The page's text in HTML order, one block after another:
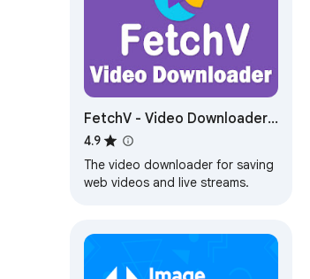
FetchV - Video Downloader
for m3u8 & hls
4.9
The video downloader for saving
web videos and live streams.